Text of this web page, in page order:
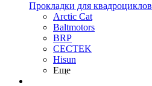
Прокладки для квадроциклов
Arctic Cat
Baltmotors
BRP
CECTEK
Hisun
Еще